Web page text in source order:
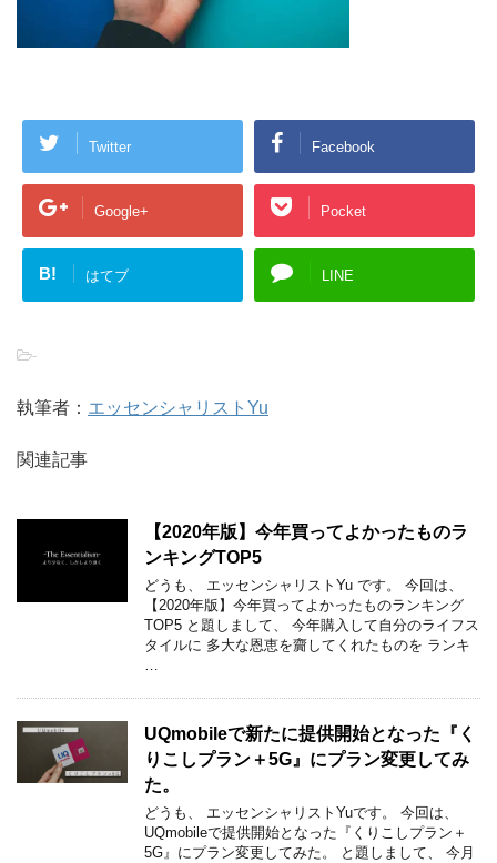
Twitter Facebook
Google+ Pocket
B! はてブ LINE
-
執筆者： エッセンシャリストYu
関連記事
【2020年版】今年買ってよかったものラ
ンキングTOP5
どうも、 エッセンシャリストYu です。 今回は、
【2020年版】今年買ってよかったものランキング
TOP5 と題しまして、 今年購入して自分のライフス
タイルに 多大な恩恵を齎してくれたものを ランキ
…
UQmobileで新たに提供開始となった『く
りこしプラン＋5G』にプラン変更してみ
た。
どうも、 エッセンシャリストYuです。 今回は、
UQmobileで提供開始となった『くりこしプラン＋
5G』にプラン変更してみた。 と題しまして、 今月